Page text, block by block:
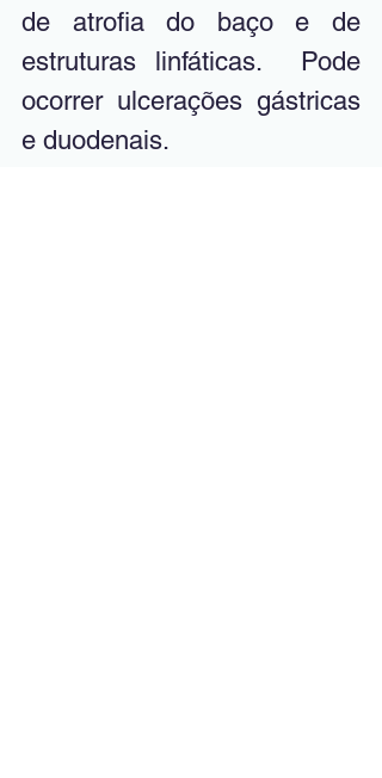
de atrofia do baço e de
estruturas linfáticas.  Pode
ocorrer ulcerações gástricas
e duodenais.